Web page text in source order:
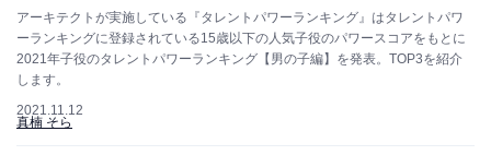
アーキテクトが実施している『タレントパワーランキング』はタレントパワ
ーランキングに登録されている15歳以下の人気子役のパワースコアをもとに
2021年子役のタレントパワーランキング【男の子編】を発表。TOP3を紹介
します。
2021.11.12
真楠 そら